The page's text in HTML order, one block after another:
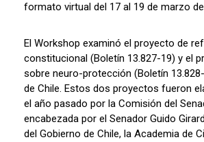
formato virtual del 17 al 19 de marzo
El Workshop examinó el proyecto de
constitucional (Boletín 13.827-19) y el
sobre neuro-protección (Boletín
de Chile. Estos dos proyectos fueron
el año pasado por la Comisión del
encabezada por el Senador Guido
del Gobierno de Chile, la Academia de